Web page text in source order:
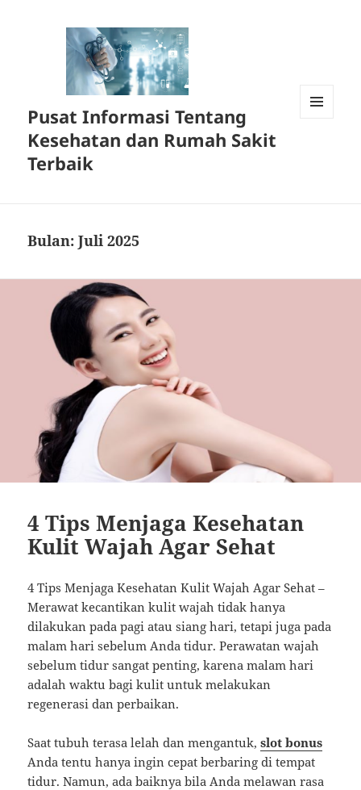
Pusat Informasi Tentang
Kesehatan dan Rumah Sakit
Terbaik
Bulan:Juli 2025
4 Tips Menjaga Kesehatan
Kulit Wajah Agar Sehat
4 Tips Menjaga Kesehatan Kulit Wajah Agar Sehat –
Merawat kecantikan kulit wajah tidak hanya
dilakukan pada pagi atau siang hari, tetapi juga pada
malam hari sebelum Anda tidur. Perawatan wajah
sebelum tidur sangat penting, karena malam hari
adalah waktu bagi kulit untuk melakukan
regenerasi dan perbaikan.
Saat tubuh terasa lelah dan mengantuk,slot bonus
Anda tentu hanya ingin cepat berbaring di tempat
tidur. Namun, ada baiknya bila Anda melawan rasa